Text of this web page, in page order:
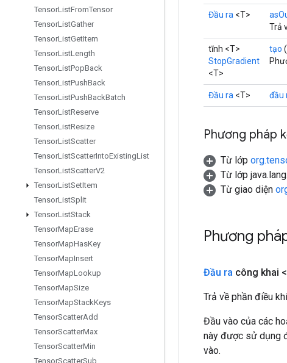
TensorListFromTensor
TensorListGather
TensorListGetItem
TensorListLength
TensorListPopBack
TensorListPushBack
TensorListPushBackBatch
TensorListReserve
TensorListResize
TensorListScatter
TensorListScatterIntoExistingList
TensorListScatterV2
TensorListSetItem
TensorListSplit
TensorListStack
TensorMapErase
TensorMapHasKey
TensorMapInsert
TensorMapLookup
TensorMapSize
TensorMapStackKeys
TensorScatterAdd
TensorScatterMax
TensorScatterMin
TensorScatterSub
Đầu ra <T>
Trả
tĩnh <T>
StopGradient
<T>
tạo
Đầu ra <T> đầu
Phương pháp
Từ lớp
Từ lớp
Từ giao diện
Phương
Đầu ra công khai
Trả về phần điều
Đầu vào của các
này được sử dụng
vào.